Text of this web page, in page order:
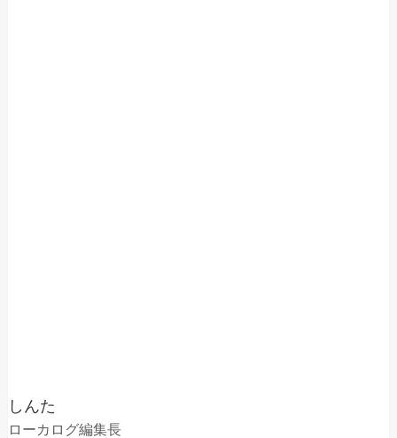
しんた
ローカログ編集長